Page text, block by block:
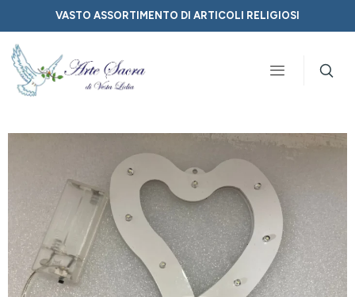
VASTO ASSORTIMENTO DI ARTICOLI RELIGIOSI